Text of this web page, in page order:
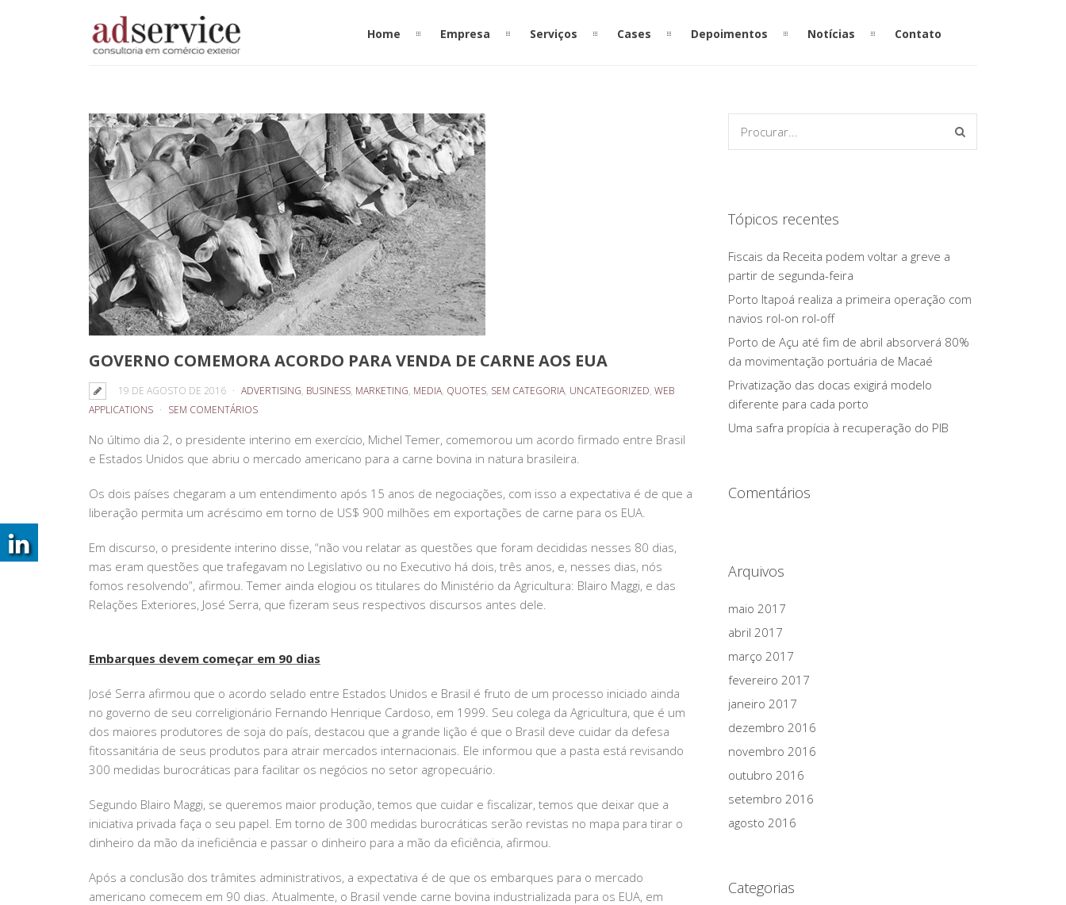
Home Empresa Serviços Cases Depoimentos Notícias Contato
GOVERNO COMEMORA ACORDO PARA VENDA DE CARNE AOS EUA
19 DE AGOSTO DE 2016 ADVERTISING, BUSINESS, MARKETING, MEDIA, QUOTES, SEM CATEGORIA, UNCATEGORIZED, WEB
APPLICATIONS
SEM COMENTÁRIOS
No último dia 2, o presidente interino em exercício, Michel Temer, comemorou um acordo firmado entre Brasil
e Estados Unidos que abriu o mercado americano para a carne bovina in natura brasileira.
Os dois países chegaram a um entendimento após 15 anos de negociações, com isso a expectativa é de que a
liberação permita um acréscimo em torno de US$ 900 milhões em exportações de carne para os EUA.
Em discurso, o presidente interino disse, “não vou relatar as questões que foram decididas nesses 80 dias,
mas eram questões que trafegavam no Legislativo ou no Executivo há dois, três anos, e, nesses dias, nós
fomos resolvendo”, afirmou. Temer ainda elogiou os titulares do Ministério da Agricultura: Blairo Maggi, e das
Relações Exteriores, José Serra, que fizeram seus respectivos discursos antes dele.
Embarques devem começar em 90 dias
José Serra afirmou que o acordo selado entre Estados Unidos e Brasil é fruto de um processo iniciado ainda
no governo de seu correligionário Fernando Henrique Cardoso, em 1999. Seu colega da Agricultura, que é um
dos maiores produtores de soja do país, destacou que a grande lição é que o Brasil deve cuidar da defesa
fitossanitária de seus produtos para atrair mercados internacionais. Ele informou que a pasta está revisando
300 medidas burocráticas para facilitar os negócios no setor agropecuário.
Segundo Blairo Maggi, se queremos maior produção, temos que cuidar e fiscalizar, temos que deixar que a
iniciativa privada faça o seu papel. Em torno de 300 medidas burocráticas serão revistas no mapa para tirar o
dinheiro da mão da ineficiência e passar o dinheiro para a mão da eficiência, afirmou.
Após a conclusão dos trâmites administrativos, a expectativa é de que os embarques para o mercado
americano comecem em 90 dias. Atualmente, o Brasil vende carne bovina industrializada para os EUA, em
Tópicos recentes
Fiscais da Receita podem voltar a greve a
partir de segunda-feira
Porto Itapoá realiza a primeira operação com
navios rol-on rol-off
Porto de Açu até fim de abril absorverá 80%
da movimentação portuária de Macaé
Privatização das docas exigirá modelo
diferente para cada porto
Uma safra propícia à recuperação do PIB
Comentários
Arquivos
maio 2017
abril 2017
março 2017
fevereiro 2017
janeiro 2017
dezembro 2016
novembro 2016
outubro 2016
setembro 2016
agosto 2016
Categorias